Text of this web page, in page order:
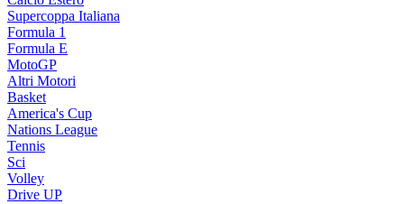
Supercoppa Italiana
Formula 1
Formula E
MotoGP
Altri Motori
Basket
America's Cup
Nations League
Tennis
Sci
Volley
Drive UP